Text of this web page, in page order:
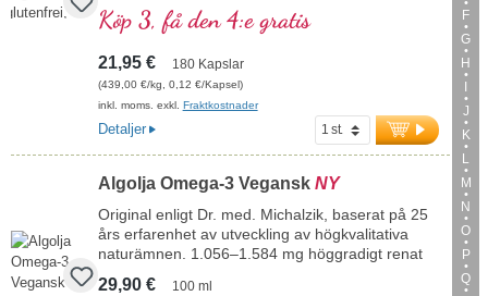
F
G
H
J
K
L
M
N
O
P
Q
Tyskland enligt de högsta kvalitetsstandarderna.
Fri från alla tillsatser, med en aluminiumfri
försegling och lämplig för veganer, erbjuder
denna produkt ett högkvalitativt tillskott för det
dagliga behovet.
mer information om alfa-liponsyra
Köp 3, få den 4:e gratis
21,95 € 180 Kapslar
(439,00 €/kg, 0,12 €/Kapsel)
inkl. moms. exkl. Fraktkostnader
Detaljer
Algolja Omega-3 Vegansk NY
Original enligt Dr. med. Michalzik, baserat på 25
års erfarenhet av utveckling av högkvalitativa
naturämnen. 1.056–1.584 mg höggradigt renat
sp. per dagsdos (30–45 droppar), med 594–890
29,90 € 100 ml